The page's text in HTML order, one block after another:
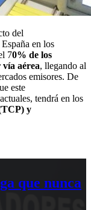
del
en los
70% de los
aérea, llegando al
emisores. De
este
tendrá en los
y
que nunca